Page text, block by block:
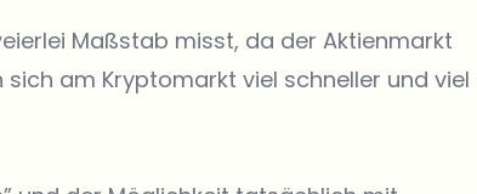
Maßstab misst, da der Aktienmarkt
am Kryptomarkt viel schneller und viel